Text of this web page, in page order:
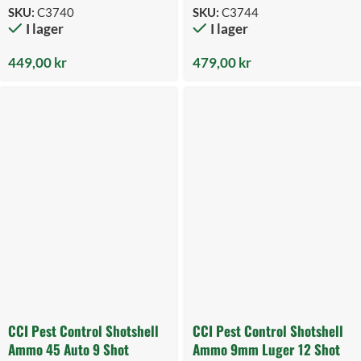
SKU: C3740
I lager
449,00kr
SKU: C3744
I lager
479,00kr
CCI Pest Control Shotshell
Ammo 45 Auto 9 Shot
CCI Pest Control Shotshell
Ammo 9mm Luger 12 Shot